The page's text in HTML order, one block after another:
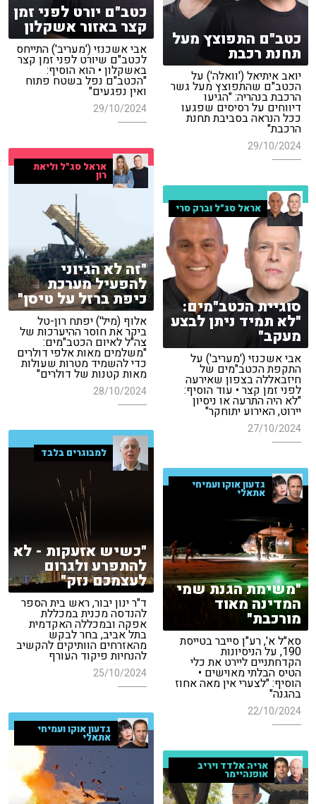
כטב"ם יורט לפני זמן
קצר באזור אשקלון
אבי אשכנזי ('מעריב') התייחס
לכטב"ם שיורט לפני זמן קצר
באשקלון • הוא הוסיף:
"הכטב"ם נפל בשטח פתוח
ואין נפגעים"
29/10/2024
כטב"ם התפוצץ מעל
תחנת רכבת
יואב איתיאל ('וואלה') על
הכטב"ם שהתפוצץ מעל גשר
הרכבת בנהריה: "הגיעו
דיווחים על רסיסים שפגעו
ככל הנראה בסביבת תחנת
הרכבת"
29/10/2024
אראל סג"ל וליאת
רון
"זה לא הגיוני
להפעיל מערכת
כיפת ברזל על טיסן"
אלוף (מיל') יפתח רון-טל
ביקר את חוסר ההיערכות של
צה"ל לאיום הכטב"מים:
"משלמים מאות אלפי דולרים
כדי להשמיד מטרות שעולות
מאות קטנות של דולרים"
28/10/2024
אראל סג"ל וברק סרי
סוגיית הכטב"מים:
"לא תמיד ניתן לבצע
מעקב"
אבי אשכנזי ('מעריב') על
התקפת הכטב"מים של
חיזבאללה בצפון שאירעה
לפני זמן קצר • עוד הוסיף:
"לא היה התרעה או ניסיון
יירוט, האירוע יתוחקר"
27/10/2024
למבוגרים בלבד
"כשיש אזעקות - לא
להתפרע ולגרום
לעצמכם נזק"
ד"ר ינון יבור, ראש בית הספר
להנדסה מכנית במכללת
אפקה ובמכללה האקדמית
בתל אביב, בחר לבקש
מהאזרחים הוותיקים להקשיב
להנחיות פיקוד העורף
25/10/2024
גדעון אוקו ועמיחי
אתאלי
"משימת הגנת שמי
המדינה מאוד
מורכבת"
סא"ל א', רע"ן סייבר בטייסת
190, על הניסיונות
הקדחתניים ליירט את כלי
הטיס הבלתי מאוישים •
הוסיף: "לצערי אין מאה אחוז
בהגנה"
22/10/2024
גדעון אוקו ועמיחי
אתאלי
אריה אלדד ויריב
אופנהיימר